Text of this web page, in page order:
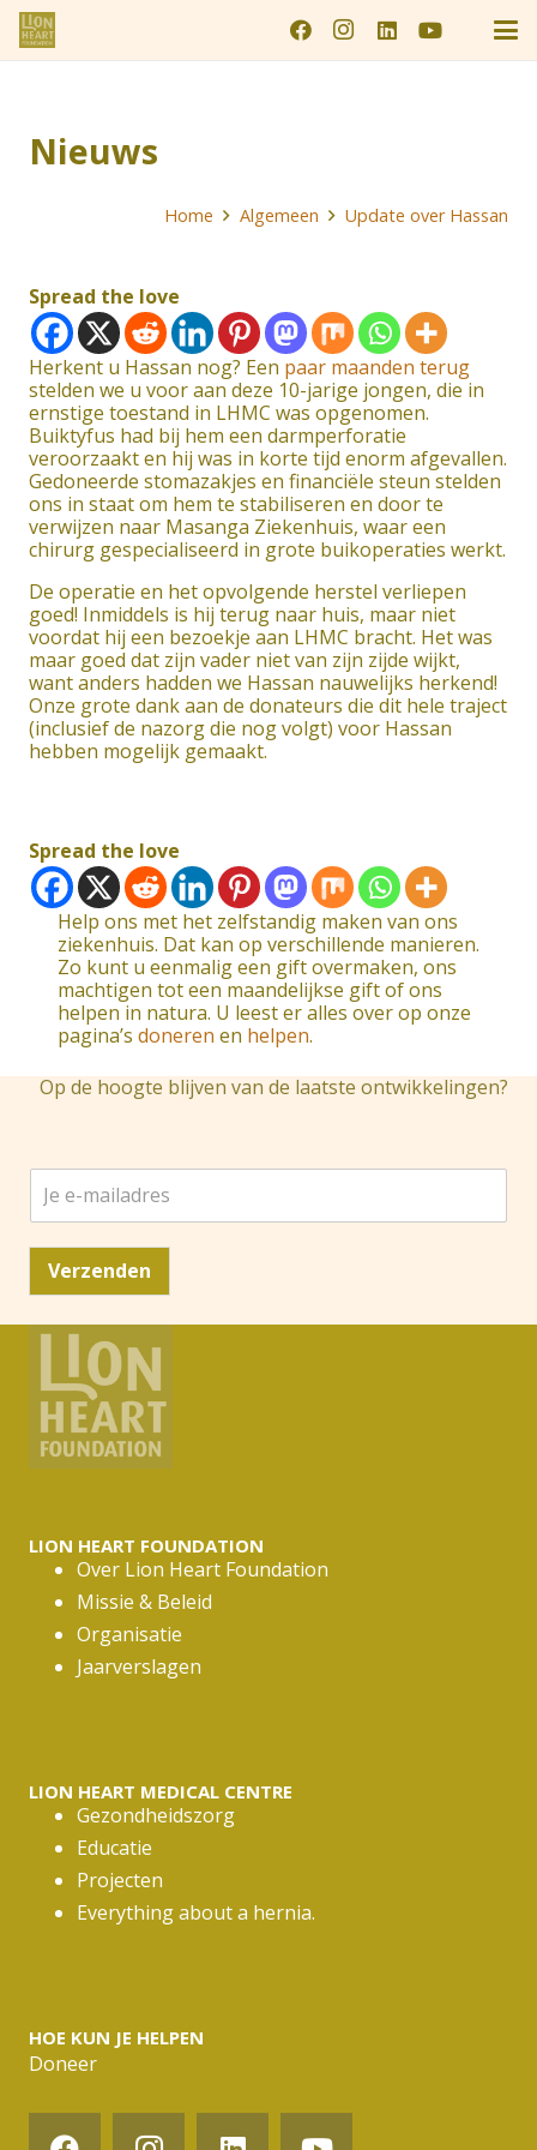
Nieuws
Home Algemeen Update over Hassan
Spread the love
Herkent u Hassan nog? Een paar maanden terug
stelden we u voor aan deze 10-jarige jongen, die in
ernstige toestand in LHMC was opgenomen.
Buiktyfus had bij hem een darmperforatie
veroorzaakt en hij was in korte tijd enorm afgevallen.
Gedoneerde stomazakjes en financiële steun stelden
ons in staat om hem te stabiliseren en door te
verwijzen naar Masanga Ziekenhuis, waar een
chirurg gespecialiseerd in grote buikoperaties werkt.
De operatie en het opvolgende herstel verliepen
goed! Inmiddels is hij terug naar huis, maar niet
voordat hij een bezoekje aan LHMC bracht. Het was
maar goed dat zijn vader niet van zijn zijde wijkt,
want anders hadden we Hassan nauwelijks herkend!
Onze grote dank aan de donateurs die dit hele traject
(inclusief de nazorg die nog volgt) voor Hassan
hebben mogelijk gemaakt.
Spread the love
Help ons met het zelfstandig maken van ons
ziekenhuis. Dat kan op verschillende manieren.
Zo kunt u eenmalig een gift overmaken, ons
machtigen tot een maandelijkse gift of ons
helpen in natura. U leest er alles over op onze
pagina’s doneren en helpen.
Op de hoogte blijven van de laatste ontwikkelingen?
e
-
a
i
s
Verzenden
LION HEART FOUNDATION
Over Lion Heart Foundation
Missie & Beleid
Organisatie
Jaarverslagen
LION HEART MEDICAL CENTRE
Gezondheidszorg
Educatie
Projecten
Everything about a hernia.
HOE KUN JE HELPEN
Doneer